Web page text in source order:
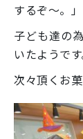
するぞ～。」
子ども達の
いたようです
次々頂くお